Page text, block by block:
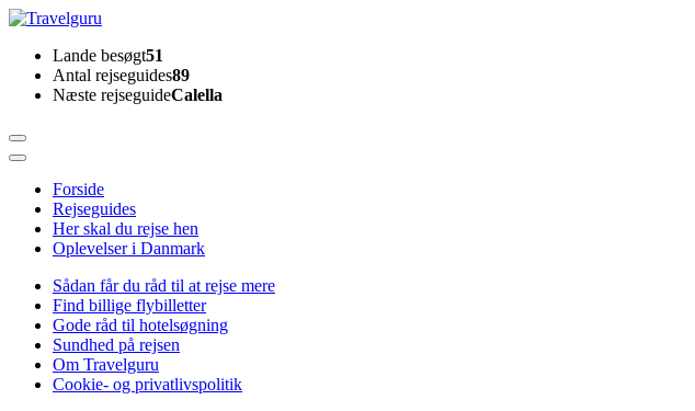
Skip
content
(Press
Enter)
TravelguruLande besøgt51
Antal rejseguides89
Næste rejseguideCalella
Forside
Rejseguides
Her skal du rejse hen
Oplevelser i Danmark
Sådan får du råd til at rejse mere
Find billige flybilletter
Gode råd til hotelsøgning
Sundhed på rejsen
Om Travelguru
Cookie- og privatlivspolitik